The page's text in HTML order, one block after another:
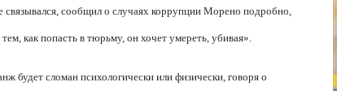
связывался, сообщил о случаях коррупции Морено подробно,
как попасть в тюрьму, он хочет умереть, убивая».
будет сломан психологически или физически, говоря о